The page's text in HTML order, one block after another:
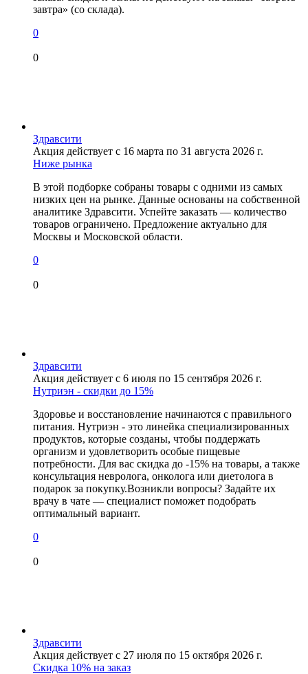
завтра» (со склада).
0
0
Здравсити
Акция действует с 16 марта по 31 августа 2026 г.
Ниже рынка
В этой подборке собраны товары с одними из самых
низких цен на рынке. Данные основаны на собственной
аналитике Здравсити. Успейте заказать — количество
товаров ограничено. Предложение актуально для
Москвы и Московской области.
0
0
Здравсити
Акция действует с 6 июля по 15 сентября 2026 г.
Нутриэн - скидки до 15%
Здоровье и восстановление начинаются с правильного
питания. Нутриэн - это линейка специализированных
продуктов, которые созданы, чтобы поддержать
организм и удовлетворить особые пищевые
потребности. Для вас скидка до -15% на товары, а также
консультация невролога, онколога или диетолога в
подарок за покупку.Возникли вопросы? Задайте их
врачу в чате — специалист поможет подобрать
оптимальный вариант.
0
0
Здравсити
Акция действует с 27 июля по 15 октября 2026 г.
Скидка 10% на заказ